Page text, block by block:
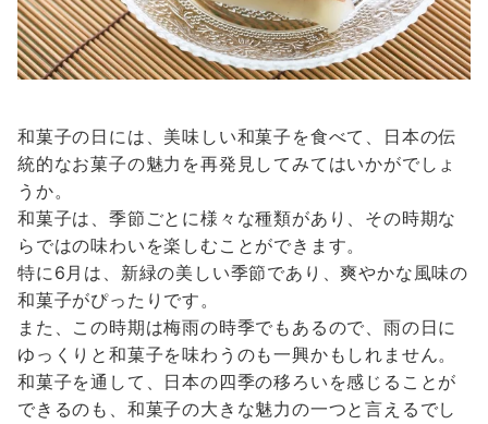
和菓子の日には、美味しい和菓子を食べて、日本の伝
統的なお菓子の魅力を再発見してみてはいかがでしょ
うか。
和菓子は、季節ごとに様々な種類があり、その時期な
らではの味わいを楽しむことができます。
特に6月は、新緑の美しい季節であり、爽やかな風味の
和菓子がぴったりです。
また、この時期は梅雨の時季でもあるので、雨の日に
ゆっくりと和菓子を味わうのも一興かもしれません。
和菓子を通して、日本の四季の移ろいを感じることが
できるのも、和菓子の大きな魅力の一つと言えるでし